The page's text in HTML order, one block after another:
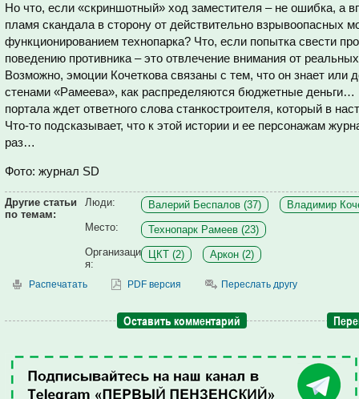
Но что, если «скриншотный» ход заместителя – не ошибка, а
пламя скандала в сторону от действительно взрывоопасных
функционированием технопарка? Что, если попытка свести
поведению противника – это отвлечение внимания от
Возможно, эмоции Кочеткова связаны с тем, что он знает или
стенами «Рамеева», как распределяются бюджетные деньги…
портала ждет ответного слова станкостроителя, который в
Что-то подсказывает, что к этой истории и ее персонажам
раз…
Фото: журнал SD
Другие статьи
по темам:
Люди: Валерий Беспалов (37)
Владимир
Место:
Технопарк Рамеев (23)
Организаци
я:
ЦКТ (2) Аркон (2)
Распечатать PDF версия Переслать другу
Оставить комментарий